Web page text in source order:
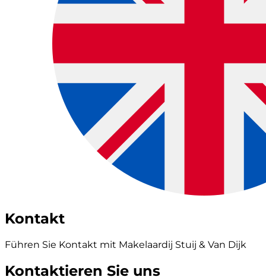
Kontakt
Führen Sie Kontakt mit Makelaardij Stuij & Van Dijk
Kontaktieren Sie uns